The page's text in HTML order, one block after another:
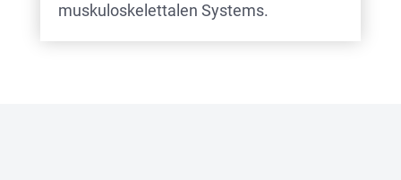
muskuloskelettalen Systems.